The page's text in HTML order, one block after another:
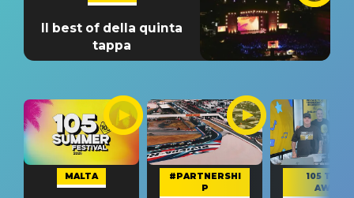
Il best of della quinta
tappa
MALTA
#PARTNERSHI
P
105 TAKE
AWAY